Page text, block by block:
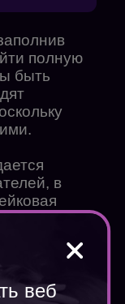
полную
быть
в
заработок —
веб